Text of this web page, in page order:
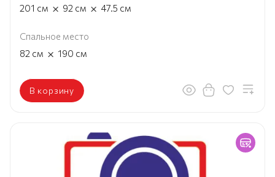
201 см × 92 см × 47.5 см
Спальное место
82 см × 190 см
В корзину